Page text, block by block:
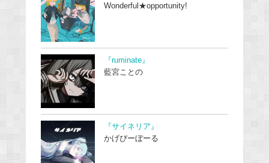
Wonderful★opportunity!
『ruminate』
藍宮ことの
『サイネリア』
かげぴーぼーる